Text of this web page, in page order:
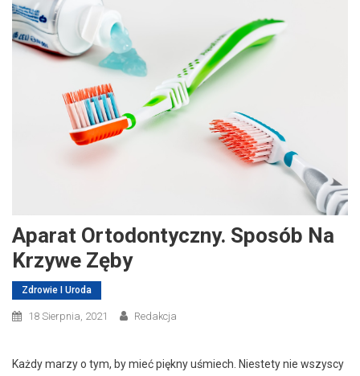
Aparat Ortodontyczny. Sposób Na
Krzywe Zęby
Zdrowie I Uroda
18 Sierpnia, 2021 Redakcja
Każdy marzy o tym, by mieć piękny uśmiech. Niestety nie wszyscy